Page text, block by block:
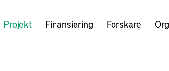
Projekt Finansiering Forskare